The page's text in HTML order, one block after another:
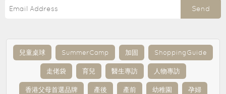
Send
兒童桌球 SummerCamp 加固 ShoppingGuide
走佬袋 育兒 醫生專訪 人物專訪
香港父母首選品牌 產後 產前 幼稚園 孕婦